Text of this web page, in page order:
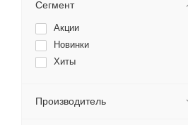
Сегмент
Акции
Новинки
Хиты
Производитель